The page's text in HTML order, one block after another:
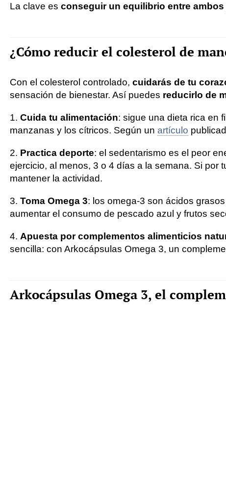
La clave es conseguir un equilibrio entre ambos
¿Cómo reducir el colesterol de
Con el colesterol controlado, cuidarás de tu
sensación de bienestar. Así puedes reducirlo de
1. Cuida tu alimentación: sigue una dieta rica en
manzanas y los cítricos. Según un artículo
2. Practica deporte: el sedentarismo es el peor
ejercicio, al menos, 3 o 4 días a la semana. Si
mantener la actividad.
3. Toma Omega 3: los omega-3 son ácidos
aumentar el consumo de pescado azul y frutos
4. Apuesta por complementos alimenticios
sencilla: con Arkocápsulas Omega 3, un
Arkocápsulas Omega 3, el